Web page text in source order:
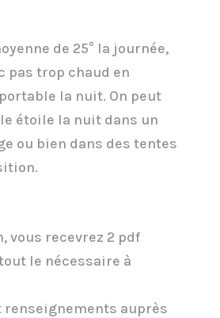
de 25° la journée,
pas trop chaud en
la nuit. On peut
étoile la nuit dans un
ou bien dans des tentes
vous recevrez 2 pdf
le nécessaire à
auprès